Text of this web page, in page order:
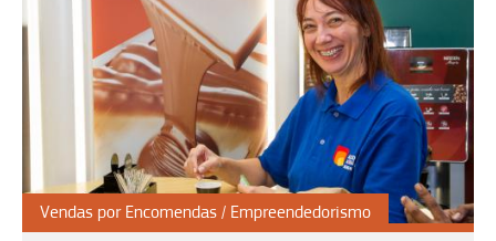
Vendas por Encomendas Empreendedorismo